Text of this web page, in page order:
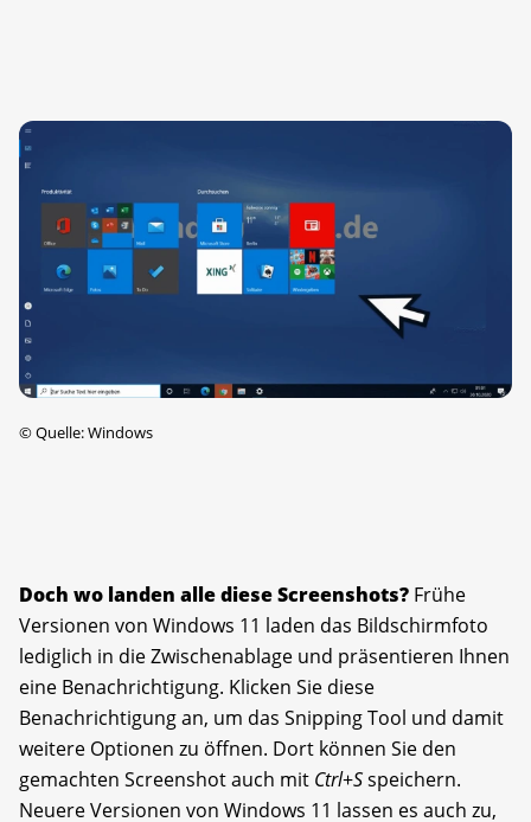
©Quelle: Windows
Doch wo landen alle diese Screenshots? Frühe
Versionen von Windows 11 laden das Bildschirmfoto
lediglich in die Zwischenablage und präsentieren Ihnen
eine Benachrichtigung. Klicken Sie diese
Benachrichtigung an, um das Snipping Tool und damit
weitere Optionen zu öffnen. Dort können Sie den
gemachten Screenshot auch mit Ctrl+Sspeichern.
Neuere Versionen von Windows 11 lassen es auch zu,